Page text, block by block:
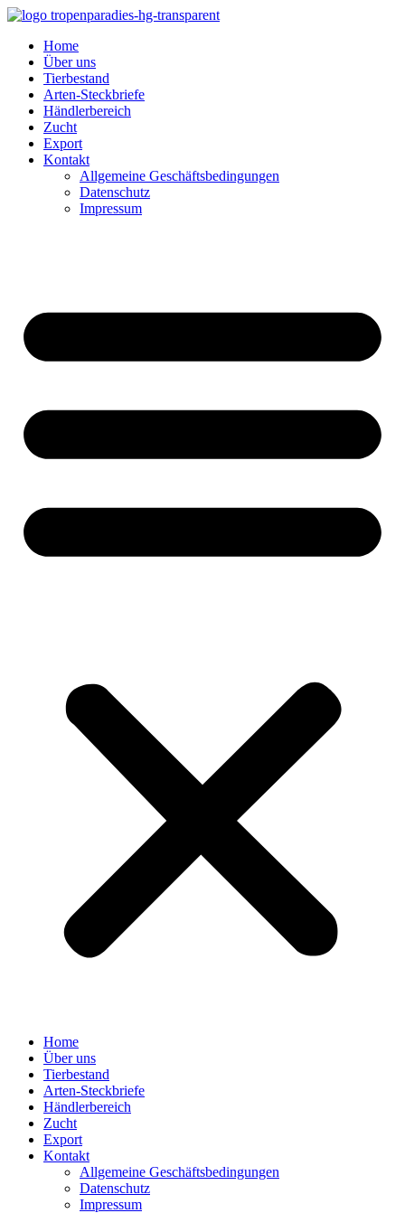
Home
Über uns
Tierbestand
Arten-Steckbriefe
Händlerbereich
Zucht
Export
Kontakt
Allgemeine Geschäftsbedingungen
Datenschutz
Impressum
Home
Über uns
Tierbestand
Arten-Steckbriefe
Händlerbereich
Zucht
Export
Kontakt
Allgemeine Geschäftsbedingungen
Datenschutz
Impressum